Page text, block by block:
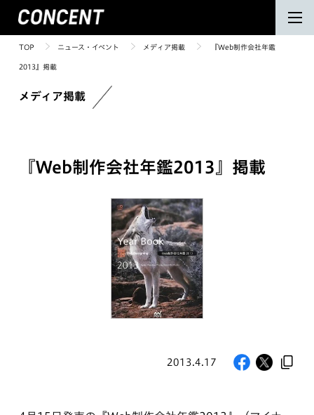
TOP ニュース・イベント メディア掲載 『Web制作会社年鑑
2013』掲載
メディア掲載
『Web制作会社年鑑2013』掲載
2013.4.17